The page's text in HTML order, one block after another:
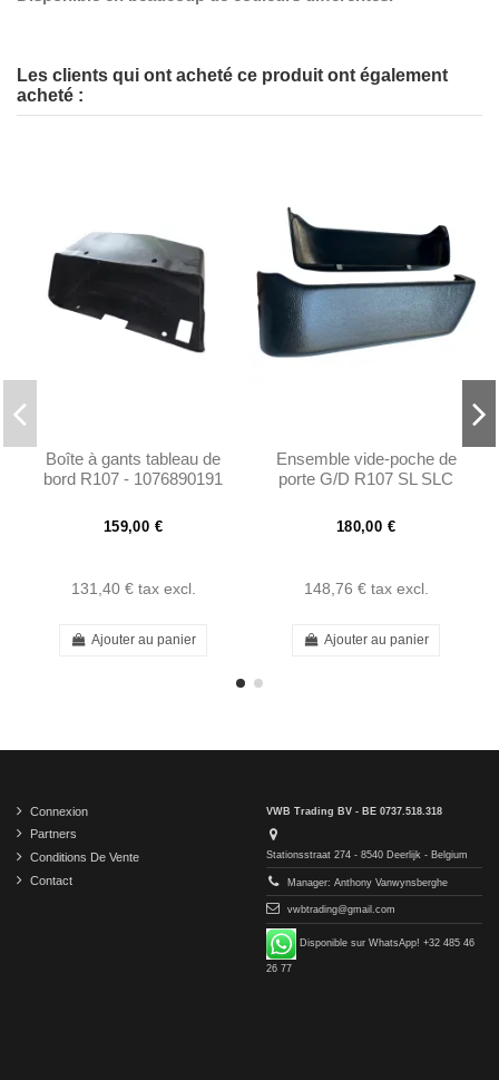
Les clients qui ont acheté ce produit ont également
acheté :
Boîte à gants tableau de
bord R107 - 1076890191
159,00 €
131,40 € tax excl.
Ajouter au panier
Ensemble vide-poche de
porte G/D R107 SL SLC
180,00 €
148,76 € tax excl.
Ajouter au panier
Connexion
Partners
Conditions De Vente
Contact
VWB Trading BV - BE 0737.518.318
Stationsstraat 274 - 8540 Deerlijk - Belgium
Manager: Anthony Vanwynsberghe
vwbtrading@gmail.com
Disponible sur WhatsApp! +32 485 46
26 77